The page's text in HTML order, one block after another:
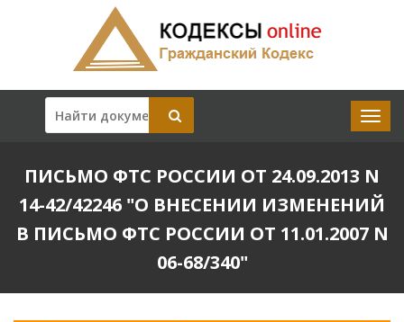
ПИСЬМО ФТС РОССИИ ОТ 24.09.2013 N
14-42/42246 "О ВНЕСЕНИИ ИЗМЕНЕНИЙ
В ПИСЬМО ФТС РОССИИ ОТ 11.01.2007 N
06-68/340"